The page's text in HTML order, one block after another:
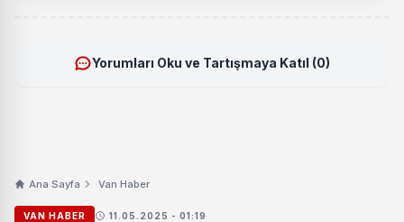
Yorumları Oku ve Tartışmaya Katıl (0)
Ana Sayfa Van Haber
VAN HABER 11.05.2025 - 01:19